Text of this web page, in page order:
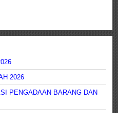
2026
PENGADAAN BARANG DAN